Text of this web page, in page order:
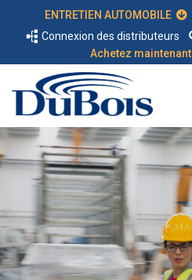
Connexion des distributeurs
Achetez maintenant